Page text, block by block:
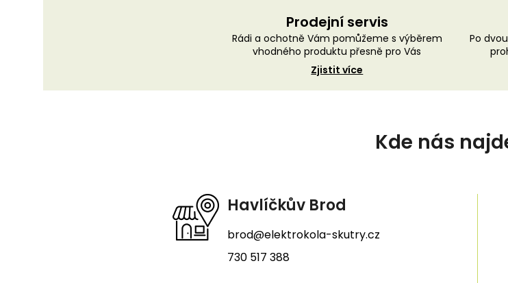
Prodejní servis
Rádi a ochotně Vám pomůžeme s výběrem
vhodného produktu přesně pro Vás
Zjistit více
Po
Kde nás
Havlíčkův Brod
brod@elektrokola-skutry.cz
730 517 388